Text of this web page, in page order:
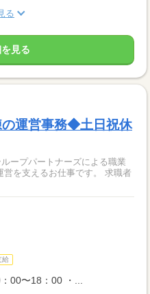
る
見る
の運営事務◆土日祝休
ープパートナーズによる職業
えるお仕事です。 求職者
給
00〜18：00 ・...